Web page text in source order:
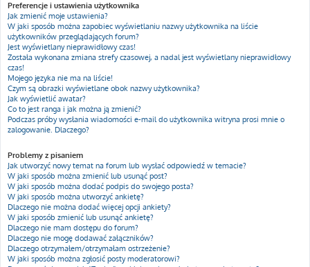
Preferencje i ustawienia użytkownika
Jak zmienić moje ustawienia?
W jaki sposób można zapobiec wyświetlaniu nazwy użytkownika na liście
użytkowników przeglądających forum?
Jest wyświetlany nieprawidłowy czas!
Została wykonana zmiana strefy czasowej, a nadal jest wyświetlany nieprawidłowy
czas!
Mojego języka nie ma na liście!
Czym są obrazki wyświetlane obok nazwy użytkownika?
Jak wyświetlić awatar?
Co to jest ranga i jak można ją zmienić?
Podczas próby wysłania wiadomości e-mail do użytkownika witryna prosi mnie o
zalogowanie. Dlaczego?
Problemy z pisaniem
Jak utworzyć nowy temat na forum lub wysłać odpowiedź w temacie?
W jaki sposób można zmienić lub usunąć post?
W jaki sposób można dodać podpis do swojego posta?
W jaki sposób można utworzyć ankietę?
Dlaczego nie można dodać więcej opcji ankiety?
W jaki sposób zmienić lub usunąć ankietę?
Dlaczego nie mam dostępu do forum?
Dlaczego nie mogę dodawać załączników?
Dlaczego otrzymałem/otrzymałam ostrzeżenie?
W jaki sposób można zgłosić posty moderatorowi?